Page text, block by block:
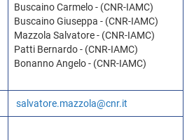
Buscaino Carmelo - (CNR-IAMC)
Buscaino Giuseppa - (CNR-IAMC)
Mazzola Salvatore - (CNR-IAMC)
Patti Bernardo - (CNR-IAMC)
Bonanno Angelo - (CNR-IAMC)
salvatore.mazzola@cnr.it